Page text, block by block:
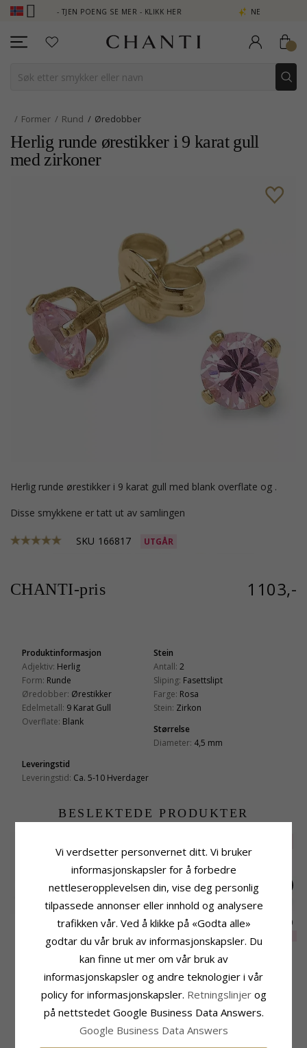
- TJEN POENG SE MER - KLIKK HER NEW COLLECTION | AURA
Former Rund Øredobber
Herlig runde ørestikker i 9 karat gull
med zirkoner
herlig runde ørestikker i 9 karat gull med blank overflate og .
Disse smykkene er tatt ut av samlingen
SKU 166817 UTGÅR
CHANTI-pris 1103,-
Produktinformasjon
Adjektiv: Herlig
Form: Runde
Øredobber: Ørestikker
Edelmetall: 9 Karat Gull
Overflate: Blank
Stein
Antall: 2
Sliping: Fasettslipt
Farge: Rosa
Stein: Zirkon
Størrelse
Diameter: 4,5 mm
Leveringstid
Leveringstid: Ca. 5-10 Hverdager
BESLEKTEDE PRODUKTER
5,5 mm runde
gull med zirkon -
Gold Collection
CHANTI-pris 1409,-
Runde ørestikker i 9
karat gull med zirkon
- Gold Collection
CHANTI-pris
Runde ørestikker i 9
- Gold Collection
EXTRA
KUNDER KJØPER OGSÅ
Vi verdsetter personvernet ditt. Vi bruker
informasjonskapsler for å forbedre
nettleseropplevelsen din, vise deg personlig
tilpassede annonser eller innhold og analysere
trafikken vår. Ved å klikke på «Godta alle»
godtar du vår bruk av informasjonskapsler. Du
kan finne ut mer om vår bruk av
informasjonskapsler og andre teknologier i vår
policy for informasjonskapsler. Retningslinjer og
på nettstedet Google Business Data Answers.
Google Business Data Answers